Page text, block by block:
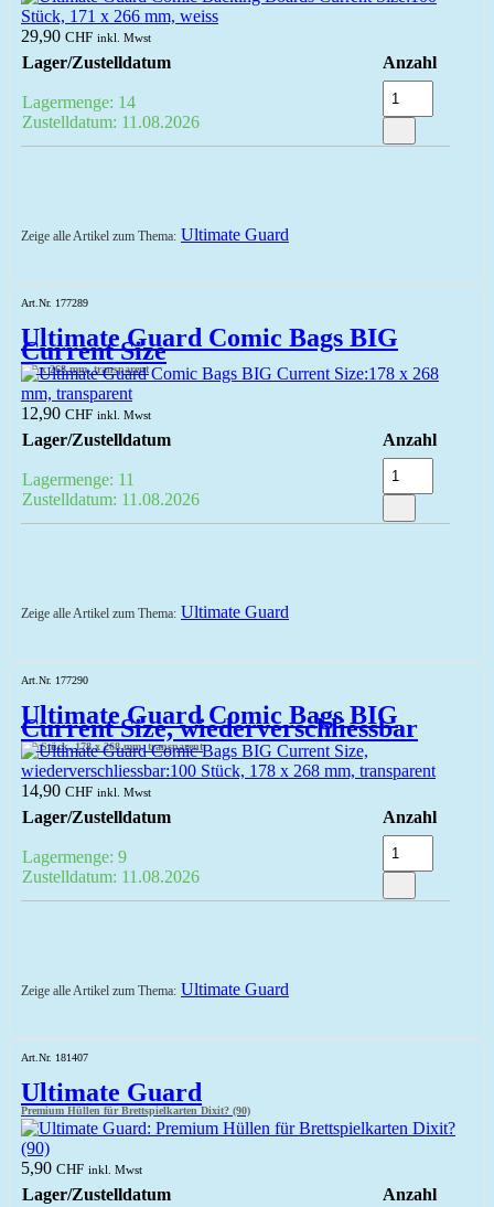
29,90 CHF inkl. Mwst
Lager/Zustelldatum Anzahl
Lagermenge: 14
Zustelldatum: 11.08.2026
Zeige alle Artikel zum Thema: Ultimate Guard
Art.Nr. 177289
Ultimate Guard Comic Bags BIG
Current Size
178 x 268 mm, transparent
12,90 CHF inkl. Mwst
Lager/Zustelldatum Anzahl
Lagermenge: 11
Zustelldatum: 11.08.2026
Zeige alle Artikel zum Thema: Ultimate Guard
Art.Nr. 177290
Ultimate Guard Comic Bags BIG
Current Size, wiederverschliessbar
100 Stück, 178 x 268 mm, transparent
14,90 CHF inkl. Mwst
Lager/Zustelldatum Anzahl
Lagermenge: 9
Zustelldatum: 11.08.2026
Zeige alle Artikel zum Thema: Ultimate Guard
Art.Nr. 181407
Ultimate Guard
Premium Hüllen für Brettspielkarten Dixit? (90)
5,90 CHF inkl. Mwst
Lager/Zustelldatum Anzahl